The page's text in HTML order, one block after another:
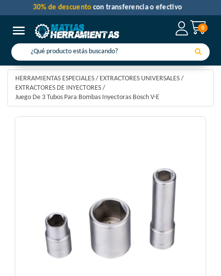
0
Toggle navigation
30% de descuentocon transferencia o efectivo
HERRAMIENTAS ESPECIALES / EXTRACTORES UNIVERSALES /
EXTRACTORES DE INYECTORES /
Juego De 3 Tubos Para Bombas Inyectoras Bosch V-E